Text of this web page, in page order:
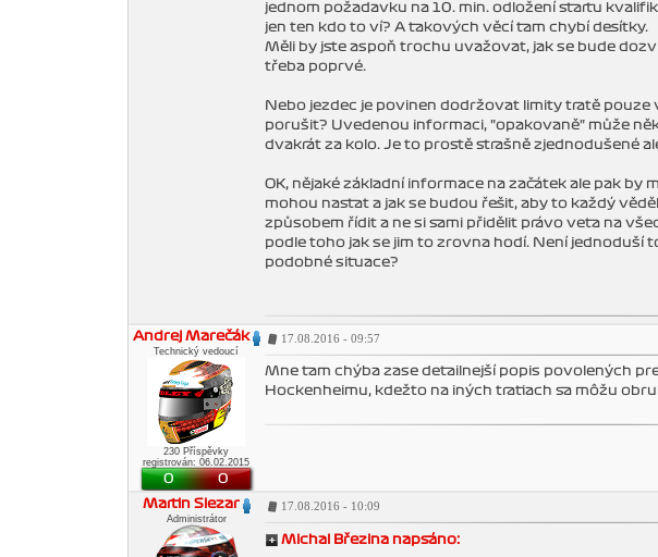
jednom požadavku na 10. min. odložení startu
jen ten kdo to ví? A takových věcí tam chybí desítky.
Měli by jste aspoň trochu uvažovat, jak se bude
třeba poprvé.
Nebo jezdec je povinen dodržovat limity tratě pouze
porušit? Uvedenou informaci, "opakovaně" může
dvakrát za kolo. Je to prostě strašně zjednodušené
OK, nějaké základní informace na začátek ale pak
mohou nastat a jak se budou řešit, aby to každý
způsobem řídit a ne si sami přidělit právo veta na
podle toho jak se jim to zrovna hodí. Není jednoduší
podobné situace?
Andrej Marečák
Technický vedoucí
230 Příspěvky
registrován: 06.02.2015
0 0
17.08.2016 - 09:57
Mne tam chýba zase detailnejší popis povolených
Hockenheimu, kdežto na iných tratiach sa môžu
Martin Slezar
Administrátor
17.08.2016 - 10:09
Michal Březina napsáno: